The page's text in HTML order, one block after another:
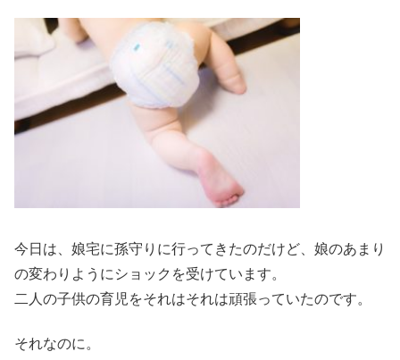
今日は、娘宅に孫守りに行ってきたのだけど、娘のあまり
の変わりようにショックを受けています。
二人の子供の育児をそれはそれは頑張っていたのです。
それなのに。